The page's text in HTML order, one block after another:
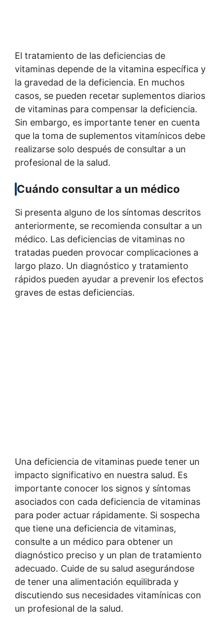
El tratamiento de las deficiencias de
vitaminas depende de la vitamina específica y
la gravedad de la deficiencia. En muchos
casos, se pueden recetar suplementos diarios
de vitaminas para compensar la deficiencia.
Sin embargo, es importante tener en cuenta
que la toma de suplementos vitamínicos debe
realizarse solo después de consultar a un
profesional de la salud.
Cuándo consultar a un médico
Si presenta alguno de los síntomas descritos
anteriormente, se recomienda consultar a un
médico. Las deficiencias de vitaminas no
tratadas pueden provocar complicaciones a
largo plazo. Un diagnóstico y tratamiento
rápidos pueden ayudar a prevenir los efectos
graves de estas deficiencias.
Una deficiencia de vitaminas puede tener un
impacto significativo en nuestra salud. Es
importante conocer los signos y síntomas
asociados con cada deficiencia de vitaminas
para poder actuar rápidamente. Si sospecha
que tiene una deficiencia de vitaminas,
consulte a un médico para obtener un
diagnóstico preciso y un plan de tratamiento
adecuado. Cuide de su salud asegurándose
de tener una alimentación equilibrada y
discutiendo sus necesidades vitamínicas con
un profesional de la salud.